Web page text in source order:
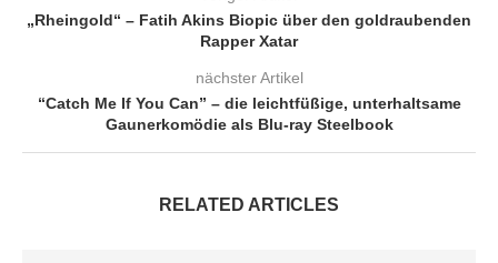
„Rheingold“ – Fatih Akins Biopic über den goldraubenden
Rapper Xatar
nächster Artikel
“Catch Me If You Can” – die leichtfüßige, unterhaltsame
Gaunerkomödie als Blu-ray Steelbook
RELATED ARTICLES